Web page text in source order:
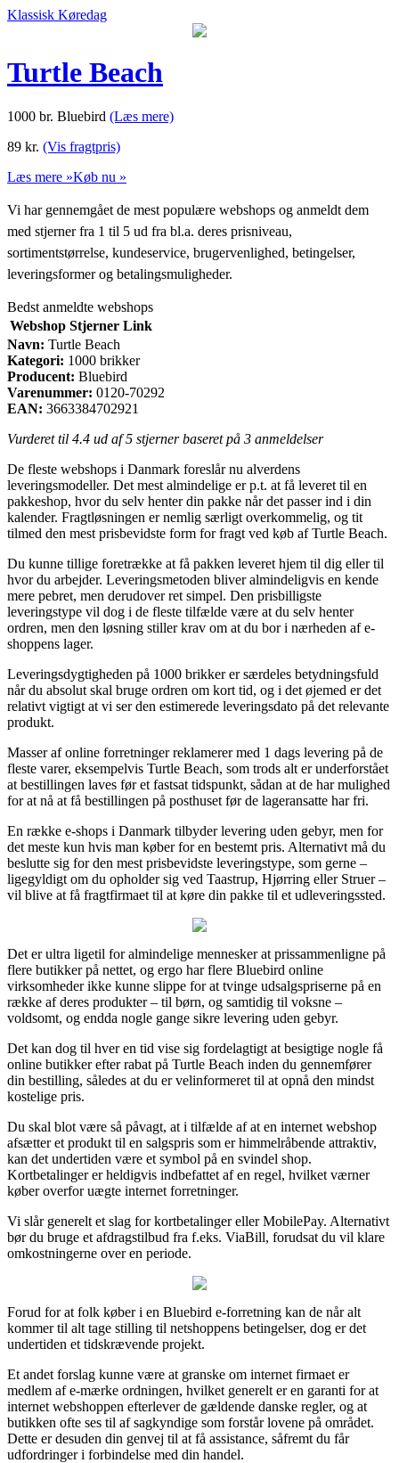
Klassisk Køredag
Turtle Beach
1000 br. Bluebird (Læs mere)
89 kr. (Vis fragtpris)
Læs mere »Køb nu »
Vi har gennemgået de mest populære webshops og anmeldt dem
med stjerner fra 1 til 5 ud fra bl.a. deres prisniveau,
sortimentstørrelse, kundeservice, brugervenlighed, betingelser,
leveringsformer og betalingsmuligheder.
Bedst anmeldte webshops
Webshop Stjerner Link
Navn: Turtle Beach
Kategori: 1000 brikker
Producent: Bluebird
Varenummer: 0120-70292
EAN: 3663384702921
Vurderet til 4.4 ud af 5 stjerner baseret på 3 anmeldelser
De fleste webshops i Danmark foreslår nu alverdens
leveringsmodeller. Det mest almindelige er p.t. at få leveret til en
pakkeshop, hvor du selv henter din pakke når det passer ind i din
kalender. Fragtløsningen er nemlig særligt overkommelig, og tit
tilmed den mest prisbevidste form for fragt ved køb af Turtle Beach.
Du kunne tillige foretrække at få pakken leveret hjem til dig eller til
hvor du arbejder. Leveringsmetoden bliver almindeligvis en kende
mere pebret, men derudover ret simpel. Den prisbilligste
leveringstype vil dog i de fleste tilfælde være at du selv henter
ordren, men den løsning stiller krav om at du bor i nærheden af e-
shoppens lager.
Leveringsdygtigheden på 1000 brikker er særdeles betydningsfuld
når du absolut skal bruge ordren om kort tid, og i det øjemed er det
relativt vigtigt at vi ser den estimerede leveringsdato på det relevante
produkt.
Masser af online forretninger reklamerer med 1 dags levering på de
fleste varer, eksempelvis Turtle Beach, som trods alt er underforstået
at bestillingen laves før et fastsat tidspunkt, sådan at de har mulighed
for at nå at få bestillingen på posthuset før de lageransatte har fri.
En række e-shops i Danmark tilbyder levering uden gebyr, men for
det meste kun hvis man køber for en bestemt pris. Alternativt må du
beslutte sig for den mest prisbevidste leveringstype, som gerne –
ligegyldigt om du opholder sig ved Taastrup, Hjørring eller Struer –
vil blive at få fragtfirmaet til at køre din pakke til et udleveringssted.
Det er ultra ligetil for almindelige mennesker at prissammenligne på
flere butikker på nettet, og ergo har flere Bluebird online
virksomheder ikke kunne slippe for at tvinge udsalgspriserne på en
række af deres produkter – til børn, og samtidig til voksne –
voldsomt, og endda nogle gange sikre levering uden gebyr.
Det kan dog til hver en tid vise sig fordelagtigt at besigtige nogle få
online butikker efter rabat på Turtle Beach inden du gennemfører
din bestilling, således at du er velinformeret til at opnå den mindst
kostelige pris.
Du skal blot være så påvagt, at i tilfælde af at en internet webshop
afsætter et produkt til en salgspris som er himmelråbende attraktiv,
kan det undertiden være et symbol på en svindel shop.
Kortbetalinger er heldigvis indbefattet af en regel, hvilket værner
køber overfor uægte internet forretninger.
Vi slår generelt et slag for kortbetalinger eller MobilePay. Alternativt
bør du bruge et afdragstilbud fra f.eks. ViaBill, forudsat du vil klare
omkostningerne over en periode.
Forud for at folk køber i en Bluebird e-forretning kan de når alt
kommer til alt tage stilling til netshoppens betingelser, dog er det
undertiden et tidskrævende projekt.
Et andet forslag kunne være at granske om internet firmaet er
medlem af e-mærke ordningen, hvilket generelt er en garanti for at
internet webshoppen efterlever de gældende danske regler, og at
butikken ofte ses til af sagkyndige som forstår lovene på området.
Dette er desuden din genvej til at få assistance, såfremt du får
udfordringer i forbindelse med din handel.